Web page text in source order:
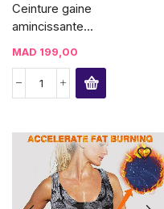
Ceinture gaine
amincissante...
MAD 199,00